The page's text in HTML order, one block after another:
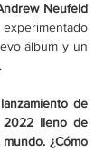
álbum y un
de
lleno de
¿Cómo